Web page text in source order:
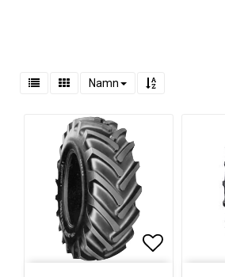
Namn
Lägg till